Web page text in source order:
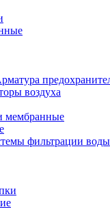
воздуха
мембранные
фильтрации воды